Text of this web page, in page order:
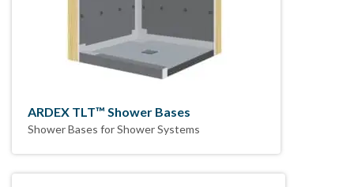
ARDEX TLT™ Shower Bases
Shower Bases for Shower Systems